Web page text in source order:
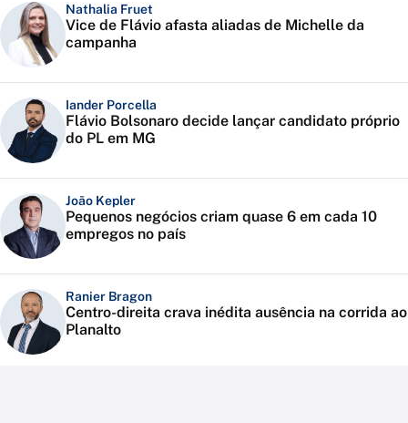
Nathalia Fruet
Vice de Flávio afasta aliadas de Michelle da
campanha
Iander Porcella
Flávio Bolsonaro decide lançar candidato próprio
do PL em MG
João Kepler
Pequenos negócios criam quase 6 em cada 10
empregos no país
Ranier Bragon
Centro-direita crava inédita ausência na corrida ao
Planalto